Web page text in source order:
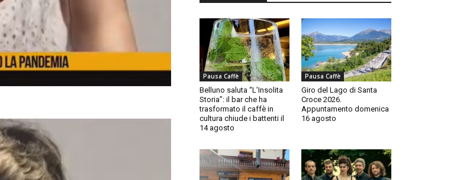
Pausa Caffè
Belluno saluta “L’Insolita
Storia”: il bar che ha
trasformato il caffè in
cultura chiude i battenti il
14 agosto
Pausa Caffè
Giro del Lago di Santa
Croce 2026.
Appuntamento domenica
16 agosto